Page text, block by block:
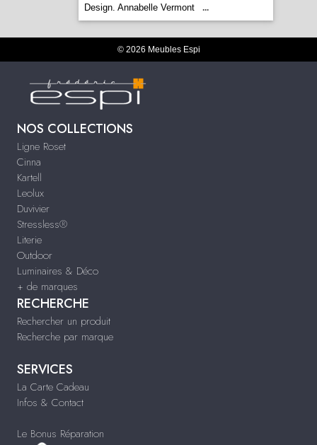
Design. Annabelle Vermont
...
© 2026 Meubles Espi
NOS COLLECTIONS
Ligne Roset
Cinna
Kartell
Leolux
Duvivier
Stressless®
Literie
Outdoor
Luminaires & Déco
+ de marques
RECHERCHE
Rechercher un produit
Recherche par marque
SERVICES
La Carte Cadeau
Infos & Contact
Le Bonus Réparation